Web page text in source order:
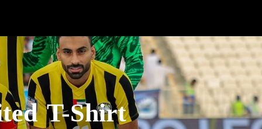
T-Shirt